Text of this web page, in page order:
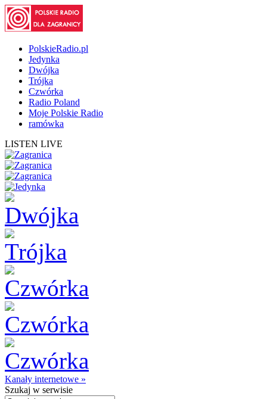
PolskieRadio.pl
Jedynka
Dwójka
Trójka
Czwórka
Radio Poland
Moje Polskie Radio
ramówka
LISTEN LIVE
Kanały internetowe »
Szukaj w serwisie